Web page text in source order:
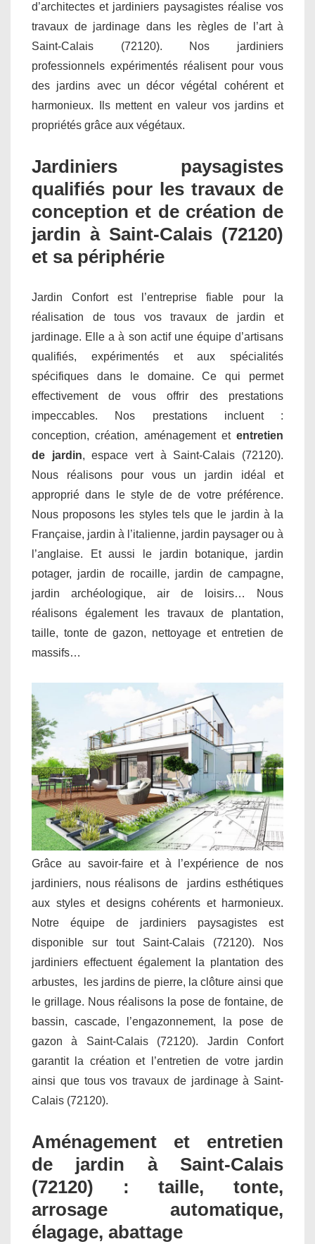
d’architectes et jardiniers paysagistes réalise vos
travaux de jardinage dans les règles de l’art à
Saint-Calais (72120). Nos jardiniers
professionnels expérimentés réalisent pour vous
des jardins avec un décor végétal cohérent et
harmonieux. Ils mettent en valeur vos jardins et
propriétés grâce aux végétaux.
Jardiniers paysagistes
qualifiés pour les travaux de
conception et de création de
jardin à Saint-Calais (72120)
et sa périphérie
Jardin Confort est l’entreprise fiable pour la
réalisation de tous vos travaux de jardin et
jardinage. Elle a à son actif une équipe d’artisans
qualifiés, expérimentés et aux spécialités
spécifiques dans le domaine. Ce qui permet
effectivement de vous offrir des prestations
impeccables. Nos prestations incluent :
conception, création, aménagement et entretien
de jardin, espace vert à Saint-Calais (72120).
Nous réalisons pour vous un jardin idéal et
approprié dans le style de de votre préférence.
Nous proposons les styles tels que le jardin à la
Française, jardin à l’italienne, jardin paysager ou à
l’anglaise. Et aussi le jardin botanique, jardin
potager, jardin de rocaille, jardin de campagne,
jardin archéologique, air de loisirs… Nous
réalisons également les travaux de plantation,
taille, tonte de gazon, nettoyage et entretien de
massifs…
Grâce au savoir-faire et à l’expérience de nos
jardiniers, nous réalisons de jardins esthétiques
aux styles et designs cohérents et harmonieux.
Notre équipe de jardiniers paysagistes est
disponible sur tout Saint-Calais (72120). Nos
jardiniers effectuent également la plantation des
arbustes, les jardins de pierre, la clôture ainsi que
le grillage. Nous réalisons la pose de fontaine, de
bassin, cascade, l’engazonnement, la pose de
gazon à Saint-Calais (72120). Jardin Confort
garantit la création et l’entretien de votre jardin
ainsi que tous vos travaux de jardinage à Saint-
Calais (72120).
Aménagement et entretien
de jardin à Saint-Calais
(72120) : taille, tonte,
arrosage automatique,
élagage, abattage